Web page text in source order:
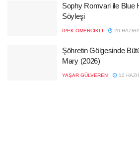
Sophy Romvari ile Blue
Söyleşi
İPEK ÖMERCIKLI 20
Şöhretin Gölgesinde
Mary (2026)
YAŞAR GÜLVEREN 12